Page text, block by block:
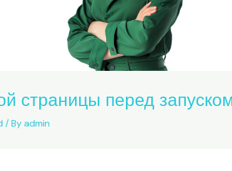
страницы перед
/ Byadmin